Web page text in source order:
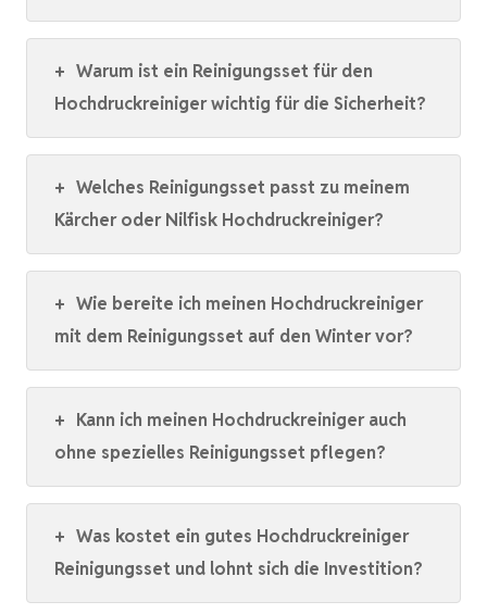
+ Warum ist ein Reinigungsset für den
Hochdruckreiniger wichtig für die Sicherheit?
+ Welches Reinigungsset passt zu meinem
Kärcher oder Nilfisk Hochdruckreiniger?
+ Wie bereite ich meinen Hochdruckreiniger
mit dem Reinigungsset auf den Winter vor?
+ Kann ich meinen Hochdruckreiniger auch
ohne spezielles Reinigungsset pflegen?
+ Was kostet ein gutes Hochdruckreiniger
Reinigungsset und lohnt sich die Investition?